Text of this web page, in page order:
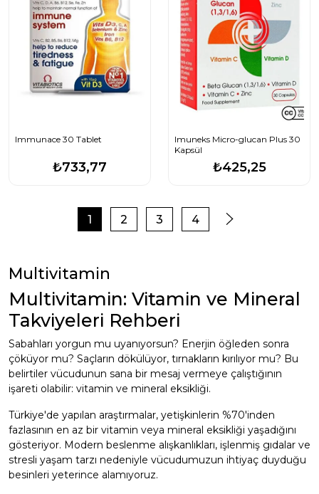
Immunace 30 Tablet
₺733,77
Imuneks Micro-glucan Plus 30
Kapsül
₺425,25
1 2 3 4
Multivitamin
Multivitamin: Vitamin ve Mineral
Takviyeleri Rehberi
Sabahları yorgun mu uyanıyorsun? Enerjin öğleden sonra
çöküyor mu? Saçların dökülüyor, tırnakların kırılıyor mu? Bu
belirtiler vücudunun sana bir mesaj vermeye çalıştığının
işareti olabilir: vitamin ve mineral eksikliği.
Türkiye'de yapılan araştırmalar, yetişkinlerin %70'inden
fazlasının en az bir vitamin veya mineral eksikliği yaşadığını
gösteriyor. Modern beslenme alışkanlıkları, işlenmiş gıdalar ve
stresli yaşam tarzı nedeniyle vücudumuzun ihtiyaç duyduğu
besinleri yeterince alamıyoruz.